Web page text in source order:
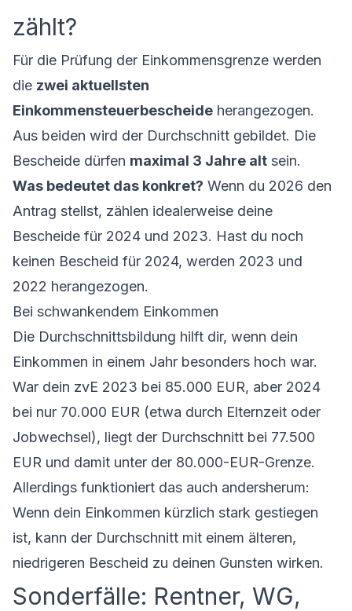
zählt?
Für die Prüfung der Einkommensgrenze werden
die zwei aktuellsten
Einkommensteuerbescheide herangezogen.
Aus beiden wird der Durchschnitt gebildet. Die
Bescheide dürfen maximal 3 Jahre alt sein.
Was bedeutet das konkret? Wenn du 2026 den
Antrag stellst, zählen idealerweise deine
Bescheide für 2024 und 2023. Hast du noch
keinen Bescheid für 2024, werden 2023 und
2022 herangezogen.
Bei schwankendem Einkommen
Die Durchschnittsbildung hilft dir, wenn dein
Einkommen in einem Jahr besonders hoch war.
War dein zvE 2023 bei 85.000 EUR, aber 2024
bei nur 70.000 EUR (etwa durch Elternzeit oder
Jobwechsel), liegt der Durchschnitt bei 77.500
EUR und damit unter der 80.000-EUR-Grenze.
Allerdings funktioniert das auch andersherum:
Wenn dein Einkommen kürzlich stark gestiegen
ist, kann der Durchschnitt mit einem älteren,
niedrigeren Bescheid zu deinen Gunsten wirken.
Sonderfälle: Rentner, WG,